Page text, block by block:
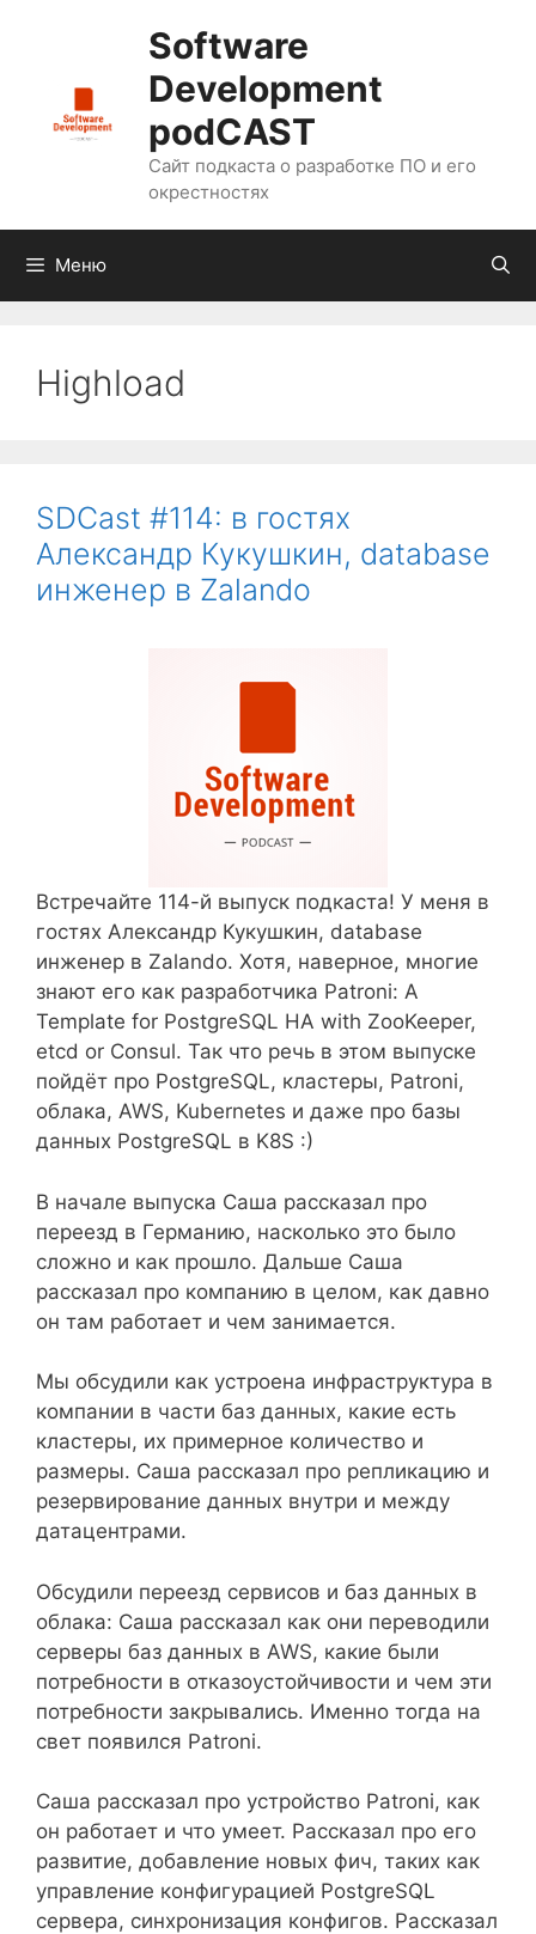
Software
Development
podCAST
Сайт подкаста о разработке ПО и его
окрестностях
Меню
Highload
SDCast #114: в гостях
Александр Кукушкин, database
инженер в Zalando
Встречайте 114-й выпуск подкаста! У меня в
гостях Александр Кукушкин, database
инженер в Zalando. Хотя, наверное, многие
знают его как разработчика Patroni: A
Template for PostgreSQL HA with ZooKeeper,
etcd or Consul. Так что речь в этом выпуске
пойдёт про PostgreSQL, кластеры, Patroni,
облака, AWS, Kubernetes и даже про базы
данных PostgreSQL в K8S :)
В начале выпуска Саша рассказал про
переезд в Германию, насколько это было
сложно и как прошло. Дальше Саша
рассказал про компанию в целом, как давно
он там работает и чем занимается.
Мы обсудили как устроена инфраструктура в
компании в части баз данных, какие есть
кластеры, их примерное количество и
размеры. Саша рассказал про репликацию и
резервирование данных внутри и между
датацентрами.
Обсудили переезд сервисов и баз данных в
облака: Саша рассказал как они переводили
серверы баз данных в AWS, какие были
потребности в отказоустойчивости и чем эти
потребности закрывались. Именно тогда на
свет появился Patroni.
Саша рассказал про устройство Patroni, как
он работает и что умеет. Рассказал про его
развитие, добавление новых фич, таких как
управление конфигурацией PostgreSQL
сервера, синхронизация конфигов. Рассказал